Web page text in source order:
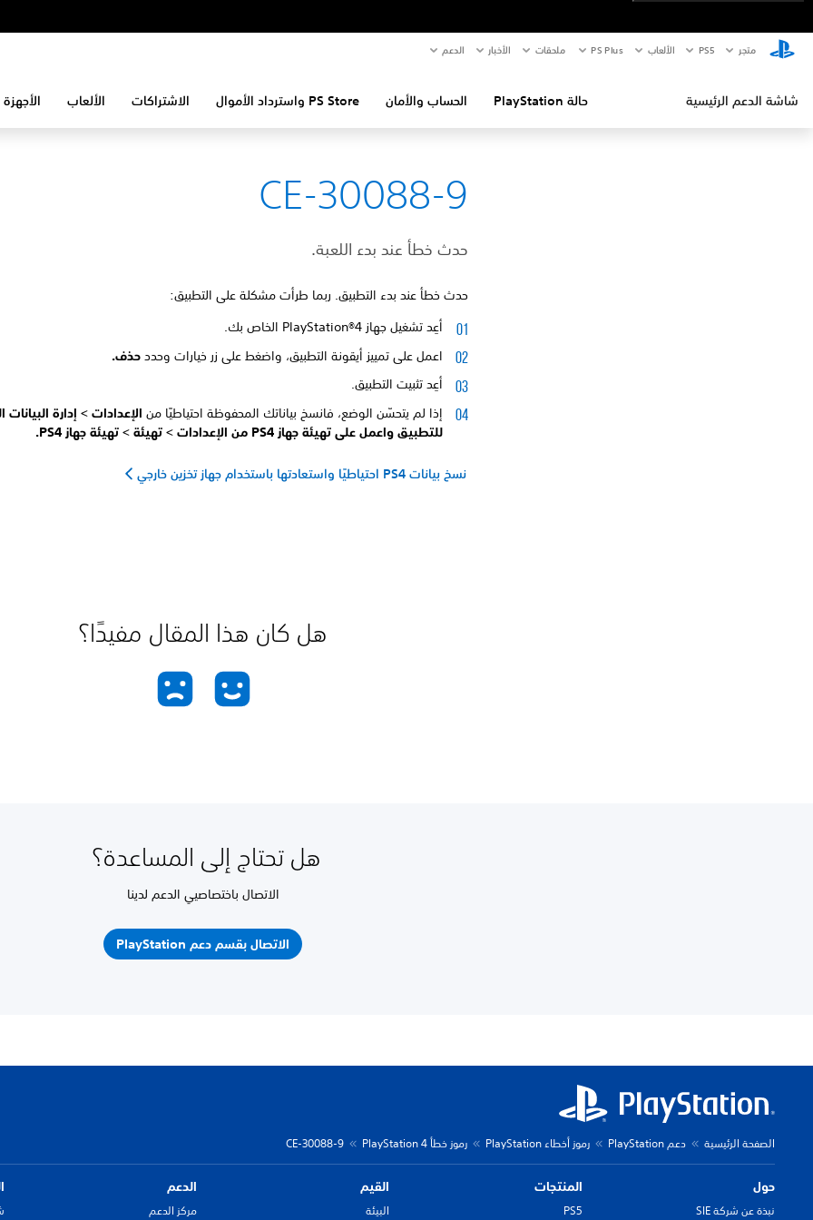
متجر PS5‏ الألعاب PS Plus ملحقات الأخبار الدعم
شاشة الدعم الرئيسية حالة PlayStation الحساب والأمان PS Store واسترداد الأموال الاشتراكات الألعاب
CE-30088-9
حدث خطأ عند بدء اللعبة.
حدث خطأ عند بدء التطبيق. ربما طرأت مشكلة على التطبيق:
أعِد تشغيل جهاز PlayStation®4 الخاص بك.
اعمل على تمييز أيقونة التطبيق، واضغط على زر خيارات وحددحذف.
أعِد تثبيت التطبيق.
إذا لم يتحسّن الوضع، فانسخ بياناتك المحفوظة احتياطيًا من الإعدادات > إدارة
للتطبيق واعمل على تهيئة جهاز PS4 من
الإعدادات >تهيئة >تهيئة جهاز PS4.
نسخ بيانات PS4 احتياطيًا واستعادتها باستخدام جهاز تخزين خارجي
هل كان هذا المقال مفيدًا؟
هل تحتاج إلى المساعدة؟
الاتصال باختصاصيي الدعم لدينا
الاتصال بقسم دعم PlayStation
الصفحة الرئيسية دعم PlayStation رموز أخطاء PlayStation رموز خطأ PlayStation 4 CE-30088-9
حول
نبذة عن شركة SIE
المنتجات
PS5
القيم
البيئة
الدعم
مركز الدعم